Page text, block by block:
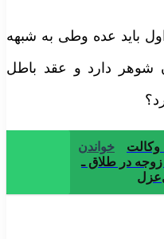
باید عده وطی به شبهه
دارد و عقد باطل
خواندن
در طلاق ـ